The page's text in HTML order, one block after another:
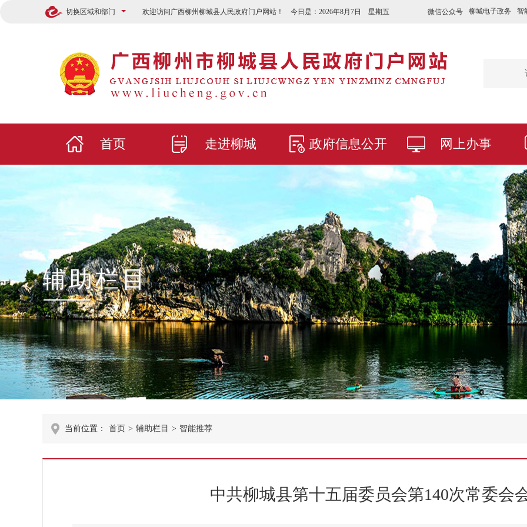
切换区域和部门 微信公众号 柳城电子政务 智
欢迎访问广西柳州柳城县人民政府门户网站！ 今日是： 2026年8月7日 星期五
首页 走进柳城 政府信息公开 网上办事
辅助栏目
当前位置： 首页 > 辅助栏目 > 智能推荐
中共柳城县第十五届委员会第140次常委会